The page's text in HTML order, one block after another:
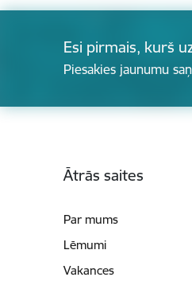
Esi pirmais, kurš
Piesakies jaunumu
Ātrās saites
Par mums
Lēmumi
Vakances